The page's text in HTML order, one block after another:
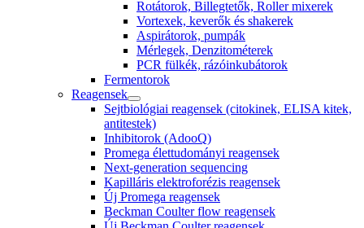
Rotátorok, Billegtetők, Roller mixerek
Vortexek, keverők és shakerek
Aspirátorok, pumpák
Mérlegek, Denzitométerek
PCR fülkék, rázóinkubátorok
Fermentorok
Reagensek
Sejtbiológiai reagensek (citokinek, ELISA kitek,
antitestek)
Inhibitorok (AdooQ)
Promega élettudományi reagensek
Next-generation sequencing
Kapilláris elektroforézis reagensek
Új Promega reagensek
Beckman Coulter flow reagensek